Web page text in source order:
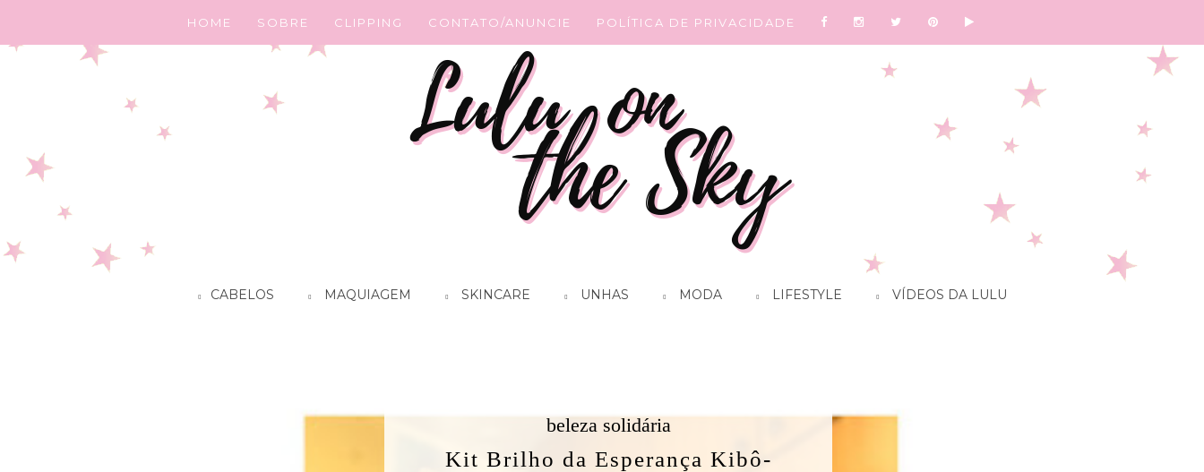
HOME SOBRE CLIPPING CONTATO/ANUNCIE POLÍTICA DE PRIVACIDADE
CABELOS MAQUIAGEM SKINCARE UNHAS MODA LIFESTYLE VÍDEOS DA LULU
beleza solidária
Kit Brilho da Esperança Kibô-